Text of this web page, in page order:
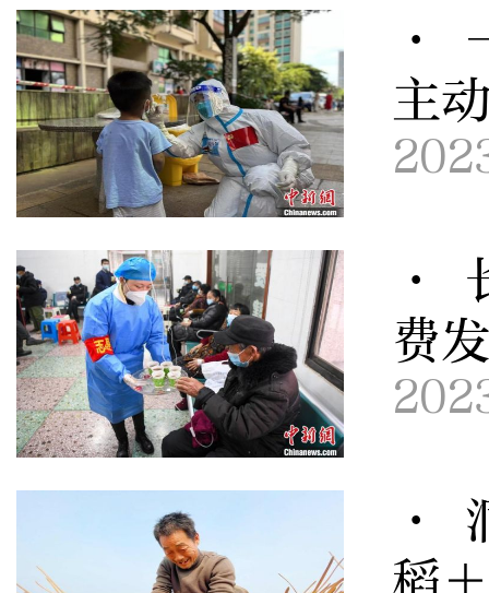
·
主
·
费
·
稻